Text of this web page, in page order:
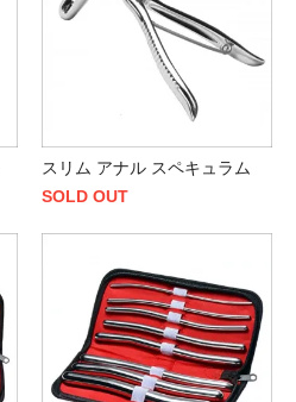
スリム アナル スペキュラム
SOLD OUT